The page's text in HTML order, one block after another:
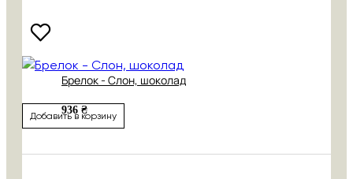
Брелок - Слон, шоколад
936 ₴
Добавить в корзину